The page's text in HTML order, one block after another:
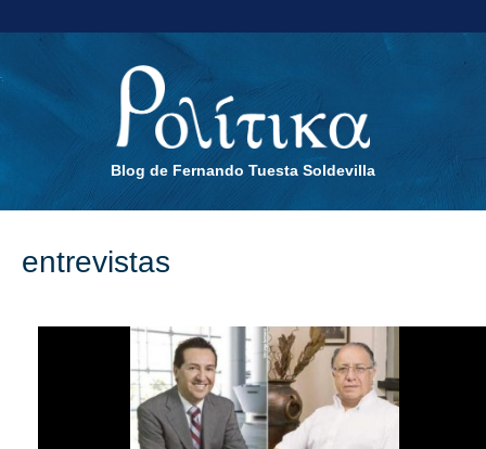
Blog de Fernando Tuesta Soldevilla
entrevistas